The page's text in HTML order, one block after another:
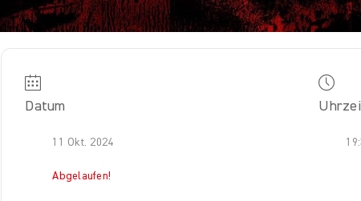
Datum
11 Okt. 2024
Abgelaufen!